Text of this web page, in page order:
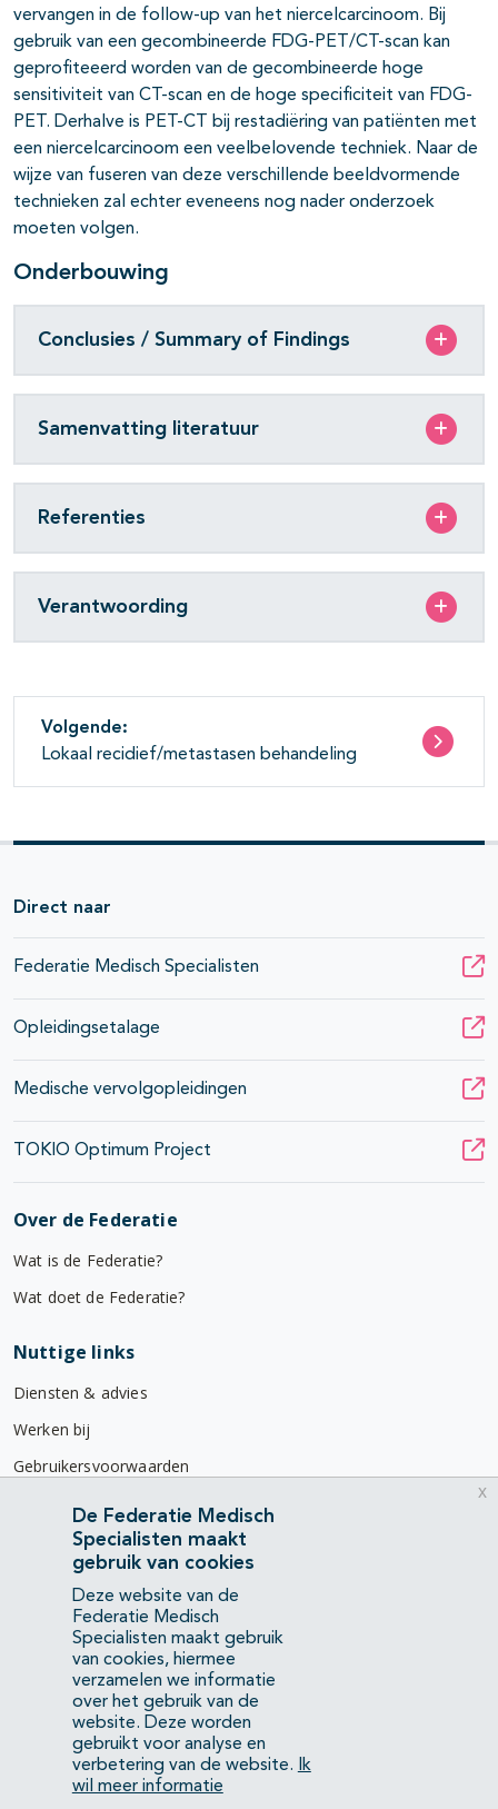
vervangen in de follow-up van het niercelcarcinoom. Bij
gebruik van een gecombineerde FDG-PET/CT-scan kan
geprofiteeerd worden van de gecombineerde hoge
sensitiviteit van CT-scan en de hoge specificiteit van FDG-
PET. Derhalve is PET-CT bij restadiëring van patiënten met
een niercelcarcinoom een veelbelovende techniek. Naar de
wijze van fuseren van deze verschillende beeldvormende
technieken zal echter eveneens nog nader onderzoek
moeten volgen.
Onderbouwing
Conclusies / Summary of Findings
Samenvatting literatuur
Referenties
Verantwoording
Volgende:
Lokaal recidief/metastasen behandeling
Direct naar
Federatie Medisch Specialisten
Opleidingsetalage
Medische vervolgopleidingen
TOKIO Optimum Project
Over de Federatie
Wat is de Federatie?
Wat doet de Federatie?
Nuttige links
Diensten & advies
Werken bij
Gebruikersvoorwaarden
Privacyverklaring
Contact
Mercatorlaan 1200
3528 BL Utrecht
(088) 505 34 34
info@richtlijnendatabase.nl
YouTubeLinkedIn
De Federatie Medisch
Specialisten maakt
gebruik van cookies
Deze website van de
Federatie Medisch
Specialisten maakt gebruik
van cookies, hiermee
verzamelen we informatie
over het gebruik van de
website. Deze worden
gebruikt voor analyse en
verbetering van de website.
Ik
wil meer informatie
x